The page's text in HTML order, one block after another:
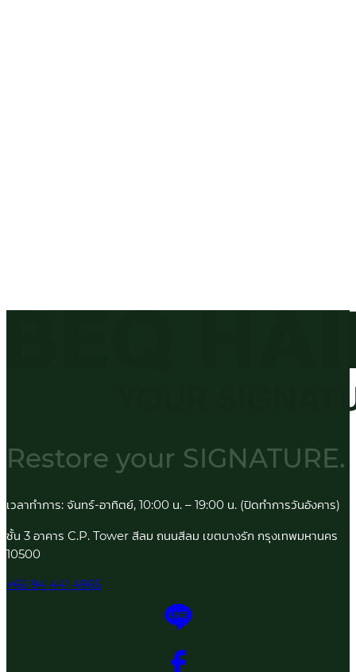
Restore your SIGNATURE.
เวลาทำการ: จันทร์-อาทิตย์, 10:00 น. – 19:00 น. (ปิดทำการวันอังคาร)
ชั้น 3 อาคาร C.P. Tower สีลม ถนนสีลม เขตบางรัก กรุงเทพมหานคร
10500
+66 94 441 4965